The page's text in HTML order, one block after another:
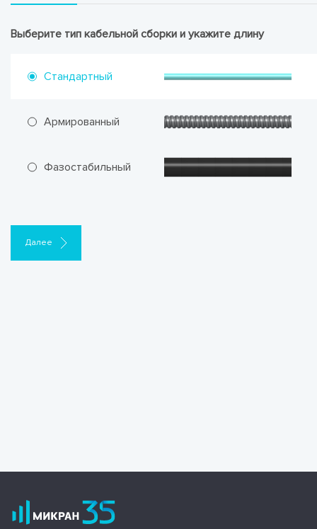
Выберите тип кабельной сборки и укажите длину
Стандартный
Армированный
Фазостабильный
Далее